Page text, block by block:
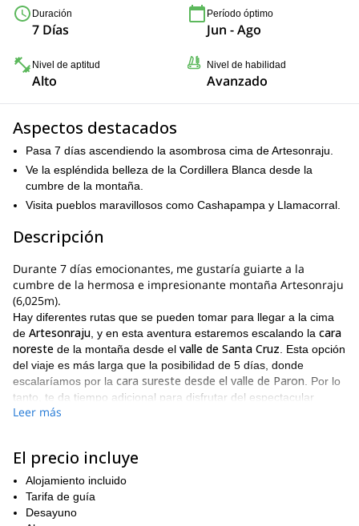
Duración
7 Días
Período óptimo
Jun - Ago
Nivel de aptitud
Alto
Nivel de habilidad
Avanzado
Aspectos destacados
Pasa 7 días ascendiendo la asombrosa cima de Artesonraju.
Ve la espléndida belleza de la Cordillera Blanca desde la
cumbre de la montaña.
Visita pueblos maravillosos como Cashapampa y Llamacorral.
Descripción
Durante 7 días emocionantes, me gustaría guiarte a la
cumbre de la hermosa e impresionante montaña Artesonraju
(6,025m).
Hay diferentes rutas que se pueden tomar para llegar a la cima
de Artesonraju , y en esta aventura estaremos escalando la cara
noreste de la montaña desde el valle de Santa Cruz . Esta opción
del viaje es más larga que la posibilidad de 5 días, donde
escalaríamos por la cara sureste desde el valle de Paron . Por lo
tanto, te da tiempo adicional para disfrutar del espectacular
paisaje.
definitivo de este viaje. No hay nada como estar en la cima de
una montaña de más de seis mil metros de altura y contemplar
una cadena montañosa increíble como la
embargo, a lo largo del viaje, también tendrás muchas
oportunidades de visitar algunos lugares increíbles, incluidos los
Leer más
El precio incluye
Alojamiento incluido
Tarifa de guía
Desayuno